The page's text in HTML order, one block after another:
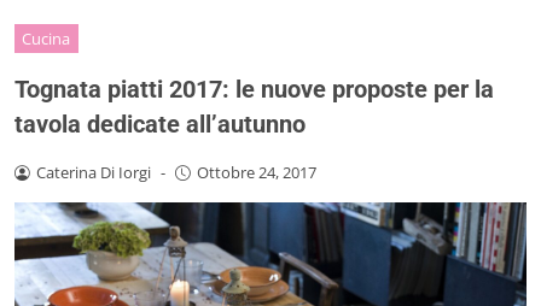
Cucina
Tognata piatti 2017: le nuove proposte per la
tavola dedicate all’autunno
Caterina Di Iorgi - Ottobre 24, 2017